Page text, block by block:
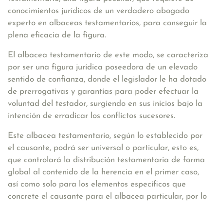
conocimientos jurídicos de un verdadero abogado
experto en albaceas testamentarios, para conseguir la
plena eficacia de la figura.
El albacea testamentario de este modo, se caracteriza
por ser una figura jurídica poseedora de un elevado
sentido de confianza, donde el legislador le ha dotado
de prerrogativas y garantías para poder efectuar la
voluntad del testador, surgiendo en sus inicios bajo la
intención de erradicar los conflictos sucesores.
Este albacea testamentario, según lo establecido por
el causante, podrá ser universal o particular, esto es,
que controlará la distribución testamentaria de forma
global al contenido de la herencia en el primer caso,
así como solo para los elementos específicos que
concrete el causante para el albacea particular, por lo